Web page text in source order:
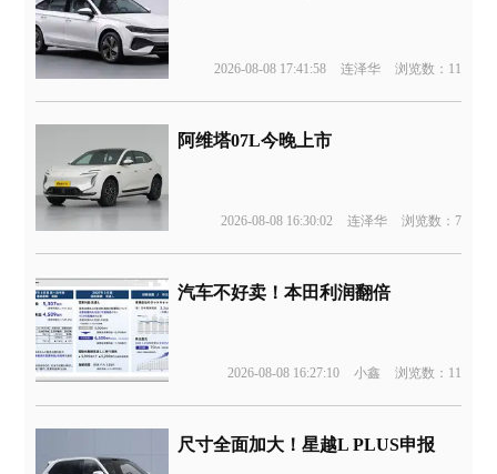
2026-08-08 17:41:58 连泽华 浏览数：11
阿维塔07L今晚上市
2026-08-08 16:30:02 连泽华 浏览数：7
汽车不好卖！本田利润翻倍
2026-08-08 16:27:10 小鑫 浏览数：11
尺寸全面加大！星越L PLUS申报